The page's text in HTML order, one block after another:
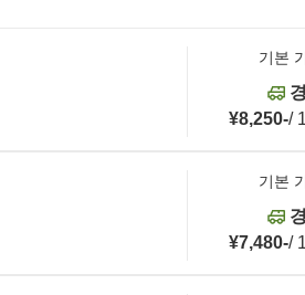
기본
¥8,250-/
기본
¥7,480-/